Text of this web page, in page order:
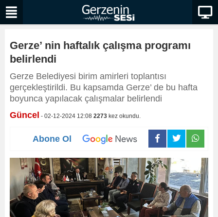
Gerze’ nin haftalık çalışma programı
belirlendi
Gerze Belediyesi birim amirleri toplantısı
gerçekleştirildi. Bu kapsamda Gerze’ de bu hafta
boyunca yapılacak çalışmalar belirlendi
Güncel - 02-12-2024 12:08 2273 kez okundu.
Abone Ol